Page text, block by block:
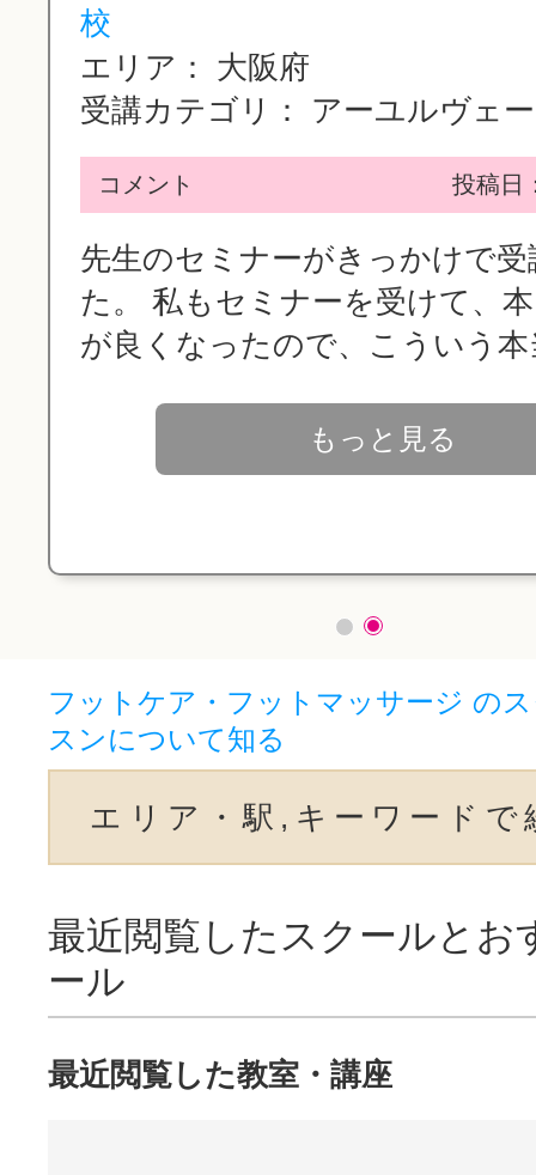
校
エリア：
大阪府
受講カテゴリ：
アーユルヴェ
コメント 投稿日
先生のセミナーがきっかけで
た。 私もセミナーを受けて、
が良くなったので、こういう本
もっと見る
フットケア・フットマッサージ の
スンについて知る
エリア・駅,キーワードで
最近閲覧したスクールとお
ール
最近閲覧した教室・講座